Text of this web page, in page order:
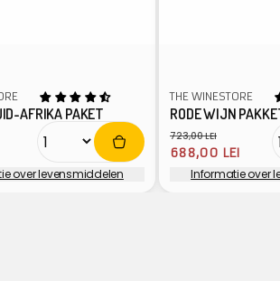
AFRIKA PAKET
over levensmiddelen
THE WINESTORE
RODE WIJN
Normale
prijs
723,00 LEI
688,00 LEI
Informatie over